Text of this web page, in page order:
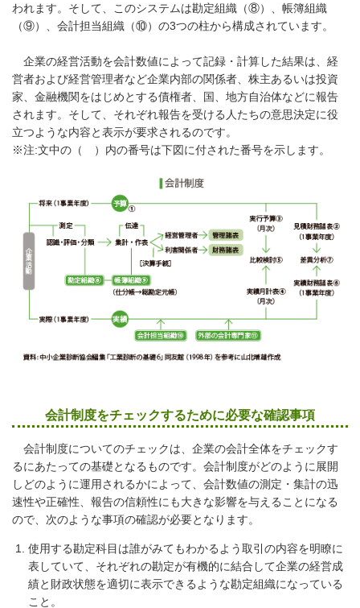
われます。そして、このシステムは勘定組織（⑧）、帳簿組織
（⑨）、会計担当組織（⑩）の3つの柱から構成されています。
企業の経営活動を会計数値によって記録・計算した結果は、経
営者および経営管理者など企業内部の関係者、株主あるいは投資
家、金融機関をはじめとする債権者、国、地方自治体などに報告
されます。そして、それぞれ報告を受ける人たちの意思決定に役
立つような内容と表示が要求されるのです。
※注:文中の（ ）内の番号は下図に付された番号を示します。
会計制度をチェックするために必要な確認事項
会計制度についてのチェックは、企業の会計全体をチェックす
るにあたっての基礎となるものです。会計制度がどのように展開
しどのように運用されるかによって、会計数値の測定・集計の迅
速性や正確性、報告の信頼性にも大きな影響を与えることになる
ので、次のような事項の確認が必要となります。
使用する勘定科目は誰がみてもわかるよう取引の内容を明瞭に
表していて、それぞれの勘定が有機的に結合して企業の経営成
績と財政状態を適切に表示できるような勘定組織になっている
こと。